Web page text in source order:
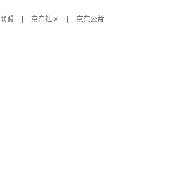
盟 京东社区
京东公益